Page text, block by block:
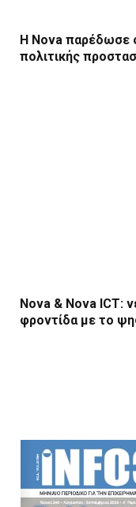
Η Nova παρέδωσε
πολιτικής
Nova & Nova ICT:
φροντίδα με το